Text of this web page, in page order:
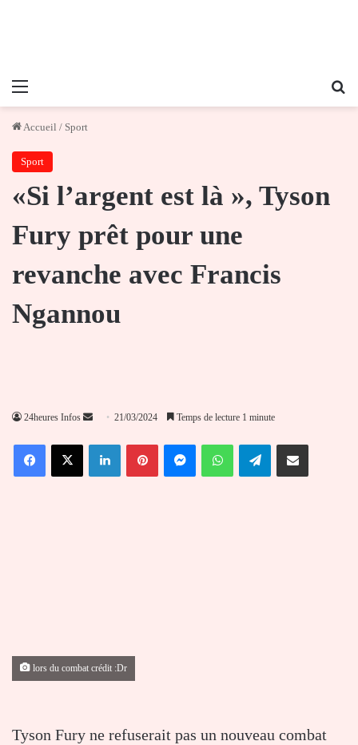
Menu
Accueil / Sport
Sport
«Si l’argent est là », Tyson
Fury prêt pour une
revanche avec Francis
Ngannou
24heures Infos
Envoyer
courriel
21/03/2024 Temps de lecture 1 minute
FacebookX LinkedinPinterestMessengerWhatsAppTelegramPartager par email
lors du combat crédit :Dr
Tyson Fury ne refuserait pas un nouveau combat